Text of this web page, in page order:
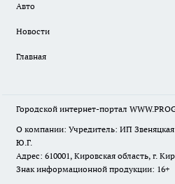
Авто
Новости
Главная
Городской интернет-портал
О компании: Учредитель: ИП Звеняцкая
Ю.Г.
Адрес: 610001, Кировская область, г.
Знак информационной продукции: 16+